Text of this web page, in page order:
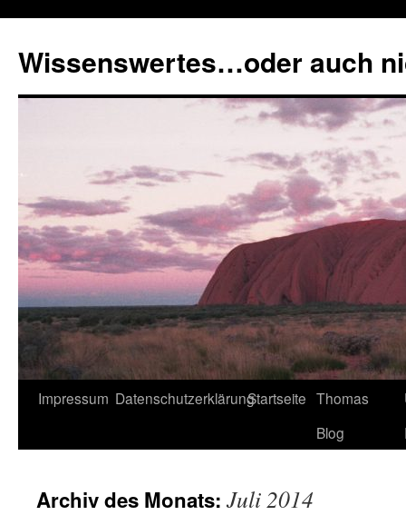
springen
Wissenswertes…oder auch
Impressum DatenschutzerklärungStartseite Thomas
Blog
Archiv des Monats: Juli 2014